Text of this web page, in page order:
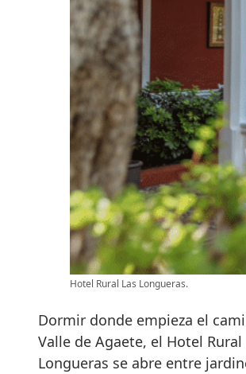
Hotel Rural Las Longueras.
Dormir donde empieza el
Valle de Agaete, el Hotel Rural
Longueras se abre entre